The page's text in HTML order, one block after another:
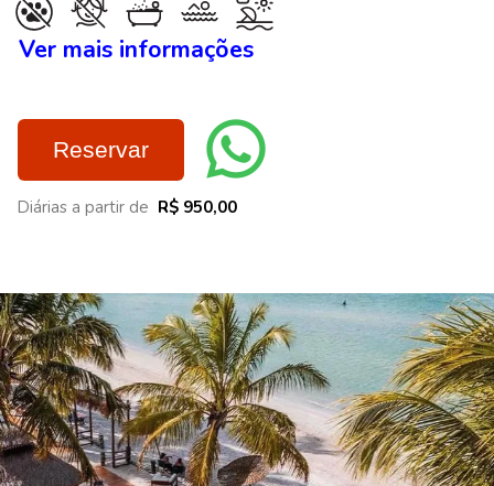
Ver mais informações
Reservar
Diárias a partir de R$ 950,00